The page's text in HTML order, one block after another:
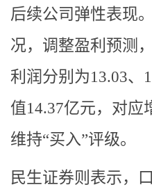
后续公司弹性表现
况，调整盈利预测
利润分别为13.03、
值14.37亿元，对应
维持“买入”评级。
民生证券则表示，